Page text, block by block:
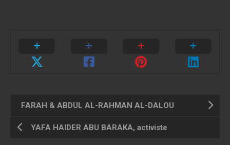
FARAH & ABDUL AL-RAHMAN AL-DALOU
YAFA HAIDER ABU BARAKA, activiste